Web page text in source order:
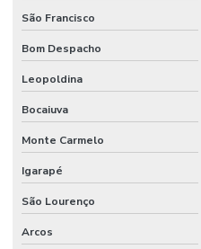
Sistema de proteção contra
Sistema de sprinkler
Sistema de supressão de incêndio
Sistema vesda anti incêndio
Sistemas hidráulicos industriais
Sistemas de incêndio
São Francisco
Bom Despacho
Leopoldina
Bocaiuva
Monte Carmelo
Igarapé
São Lourenço
Arcos